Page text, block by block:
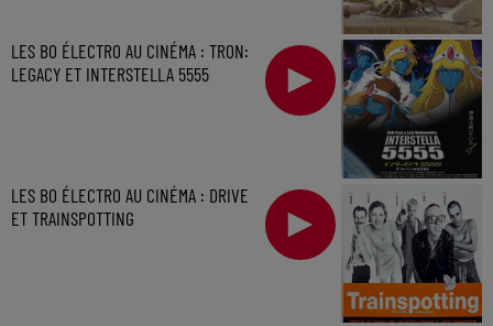
LES BO ÉLECTRO AU CINÉMA : TRON:
LEGACY ET INTERSTELLA 5555
LES BO ÉLECTRO AU CINÉMA : DRIVE
ET TRAINSPOTTING